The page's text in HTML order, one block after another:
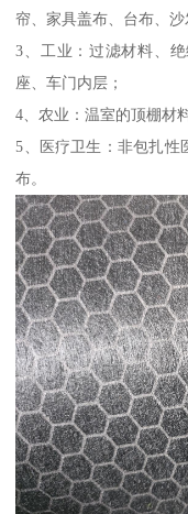
帘、家具盖布、台布、
3、工业：过滤材料、
座、车门内层；
4、农业：温室的顶棚材
5、医疗卫生：非包扎性
布。